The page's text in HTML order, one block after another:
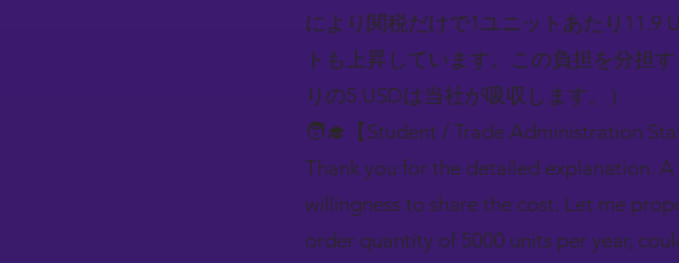
により関税だけで1ユニットあたり11.9
トも上昇しています。この負担を分担
りの5 USDは当社が吸収します。）
🧑‍🎓【Student / Trade Administration
Thank you for the detailed explanation.
willingness to share the cost. Let me
order quantity of 5000 units per year,